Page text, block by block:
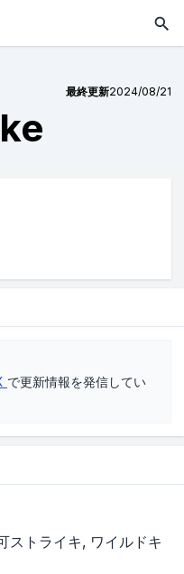
最終更新2024/08/21
で更新情報を発信してい
ストライキ
ワイルドキ